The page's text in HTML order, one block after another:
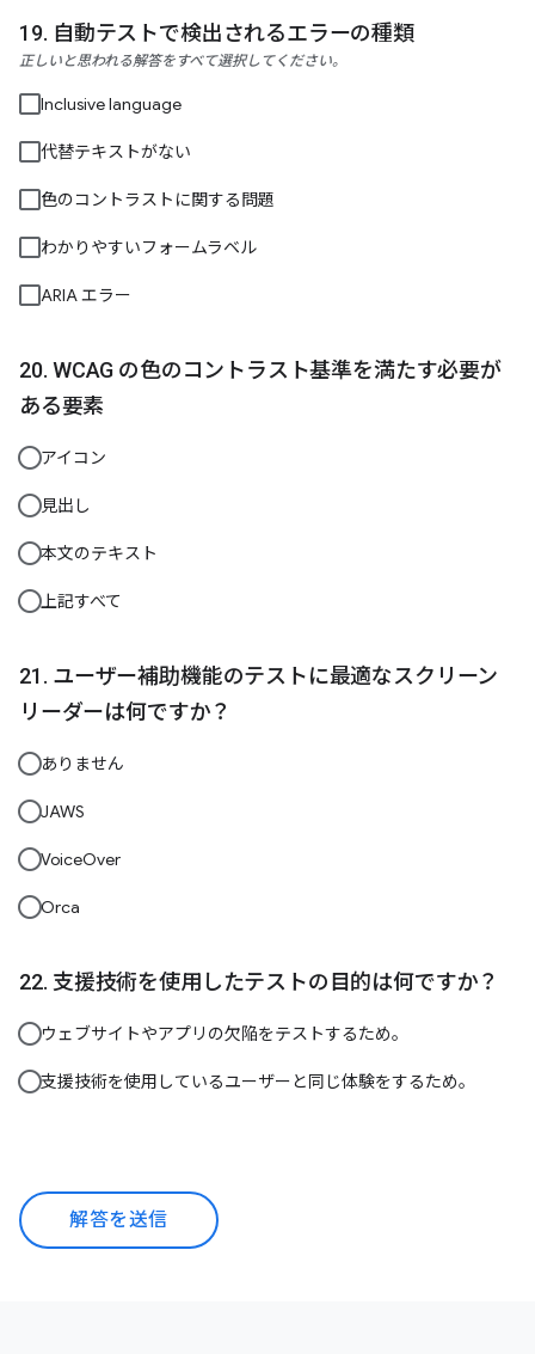
自動テストで検出されるエラーの種類
正しいと思われる解答をすべて選択してください。
Inclusive language
代替テキストがない
色のコントラストに関する問題
わかりやすいフォームラベル
ARIA エラー
WCAG の色のコントラスト基準を満たす必要が
ある要素
アイコン
見出し
本文のテキスト
上記すべて
ユーザー補助機能のテストに最適なスクリーン
リーダーは何ですか？
ありません
JAWS
VoiceOver
Orca
支援技術を使用したテストの目的は何ですか？
ウェブサイトやアプリの欠陥をテストするため。
支援技術を使用しているユーザーと同じ体験をするため。
解答を送信